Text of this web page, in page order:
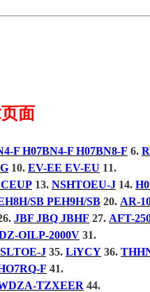
面
F H07BN4-F H07BN8-F 6.
10. EV-EE EV-EU 11.
13. NSHTOEU-J 14.
SB PEH9H/SB 20. AR-
JBF JBQ JBHF 27. AFT-
OILP-2000V 31.
J 35. LiYCY 36.
F 41.
TZXEER 44.